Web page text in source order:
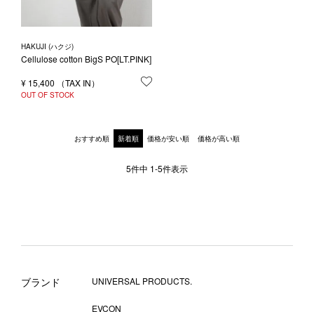
HAKUJI (ハクジ)
Cellulose cotton BigS PO[LT.PINK]
¥ 15,400
OUT OF STOCK
おすすめ順 新着順 価格が安い順 価格が高い順
5件中 1-5件表示
ブランド UNIVERSAL PRODUCTS.
EVCON